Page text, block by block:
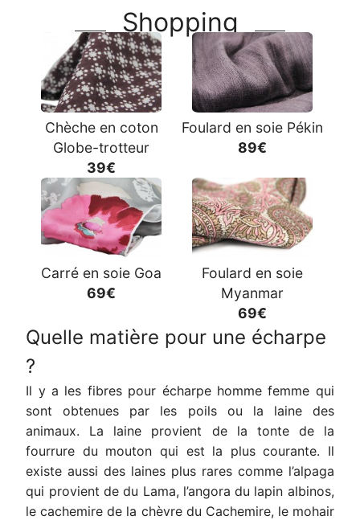
Shopping
Chèche en coton
Globe-trotteur
39€
Foulard en soie Pékin
89€
Carré en soie Goa
69€
Foulard en soie
Myanmar
69€
Quelle matière pour une écharpe
?
Il y a les fibres pour écharpe homme femme qui
sont obtenues par les poils ou la laine des
animaux. La laine provient de la tonte de la
fourrure du mouton qui est la plus courante. Il
existe aussi des laines plus rares comme l’alpaga
qui provient de du Lama, l’angora du lapin albinos,
le cachemire de la chèvre du Cachemire, le mohair